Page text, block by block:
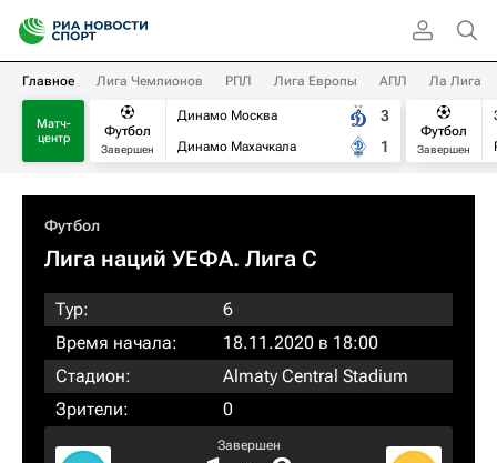
Главное Лига Чемпионов РПЛ Лига Европы АПЛ Ла Лига
Матч-
центр
Футбол
Завершен
Динамо Москва
Динамо Махачкала
3
1
Футбол
Завершен
Футбол
Лига наций УЕФА. Лига C
Тур:
6
Время начала:
18.11.2020 в 18:00
Стадион:
Almaty Central Stadium
Зрители:
0
Завершен